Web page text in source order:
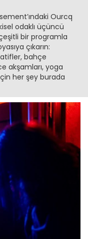
Ourcq
odaklı üçüncü
bir programla
çıkarın:
bahçe
akşamları, yoga
her şey burada